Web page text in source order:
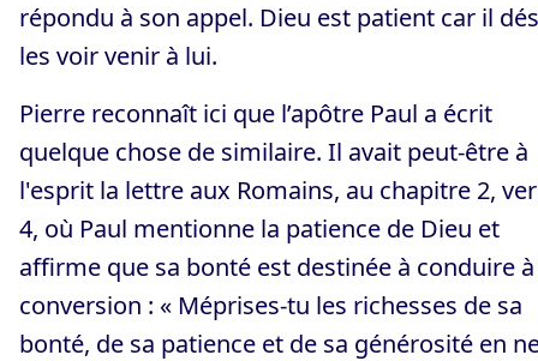
répondu à son appel. Dieu est patient car il
les voir venir à lui.
Pierre reconnaît ici que l’apôtre Paul a écrit
quelque chose de similaire. Il avait peut-être à
l'esprit la lettre aux Romains, au chapitre 2,
4, où Paul mentionne la patience de Dieu et
affirme que sa bonté est destinée à conduire
conversion : « Méprises-tu les richesses de sa
bonté, de sa patience et de sa générosité en